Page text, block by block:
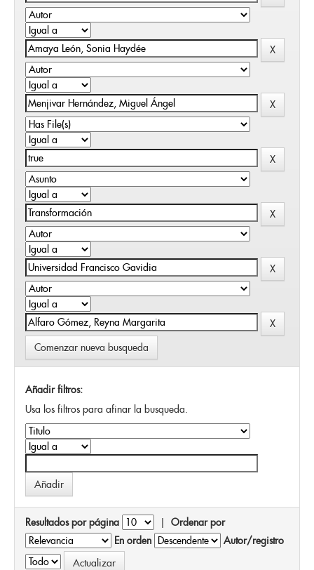
Comenzar nueva busqueda
Añadir filtros:
Usa los filtros para afinar la busqueda.
Resultados por página | Ordenar por
En orden
Autor/registro